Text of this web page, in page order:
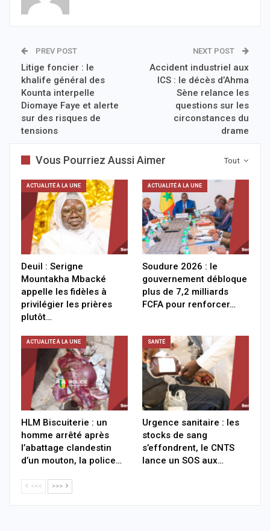
PREV POST
Litige foncier : le
khalife général des
Kounta interpelle
Diomaye Faye et alerte
sur des risques de
tensions
NEXT POST
Accident industriel aux
ICS : le décès d’Ahma
Sène relance les
questions sur les
circonstances du
drame
Tout
Vous Pourriez Aussi Aimer
ACTUALITÉ À LA UNE
Deuil : Serigne
Mountakha Mbacké
appelle les fidèles à
privilégier les prières
plutôt…
ACTUALITÉ À LA UNE
Soudure 2026 : le
gouvernement débloque
plus de 7,2 milliards
FCFA pour renforcer…
ACTUALITÉ À LA UNE
HLM Biscuiterie : un
homme arrêté après
l’abattage clandestin
d’un mouton, la police…
SANTÉ
Urgence sanitaire : les
stocks de sang
s’effondrent, le CNTS
lance un SOS aux…
<<< >>>